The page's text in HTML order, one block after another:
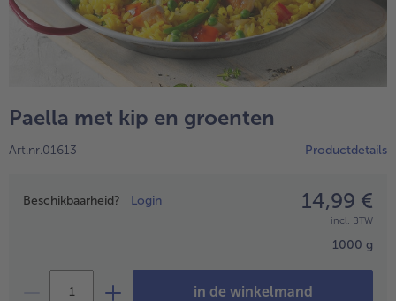
High Protein
alleHigh Protein
Veggie & Vegan
Paella met kip en groenten
Art.nr.01613 Productdetails
Prijsopgave
Beschikbaarheid? Login 14,99 €
incl. BTW
1000 g
in de winkelmand